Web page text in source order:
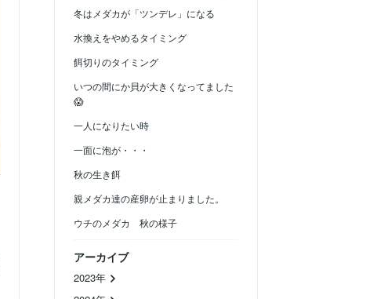
冬はメダカが「ツンデレ」になる
水換えをやめるタイミング
餌切りのタイミング
いつの間にか貝が大きくなってました
😱
一人になりたい時
一面に泡が・・・
秋の生き餌
親メダカ達の産卵が止まりました。
ウチのメダカ 秋の様子
アーカイブ
2023年